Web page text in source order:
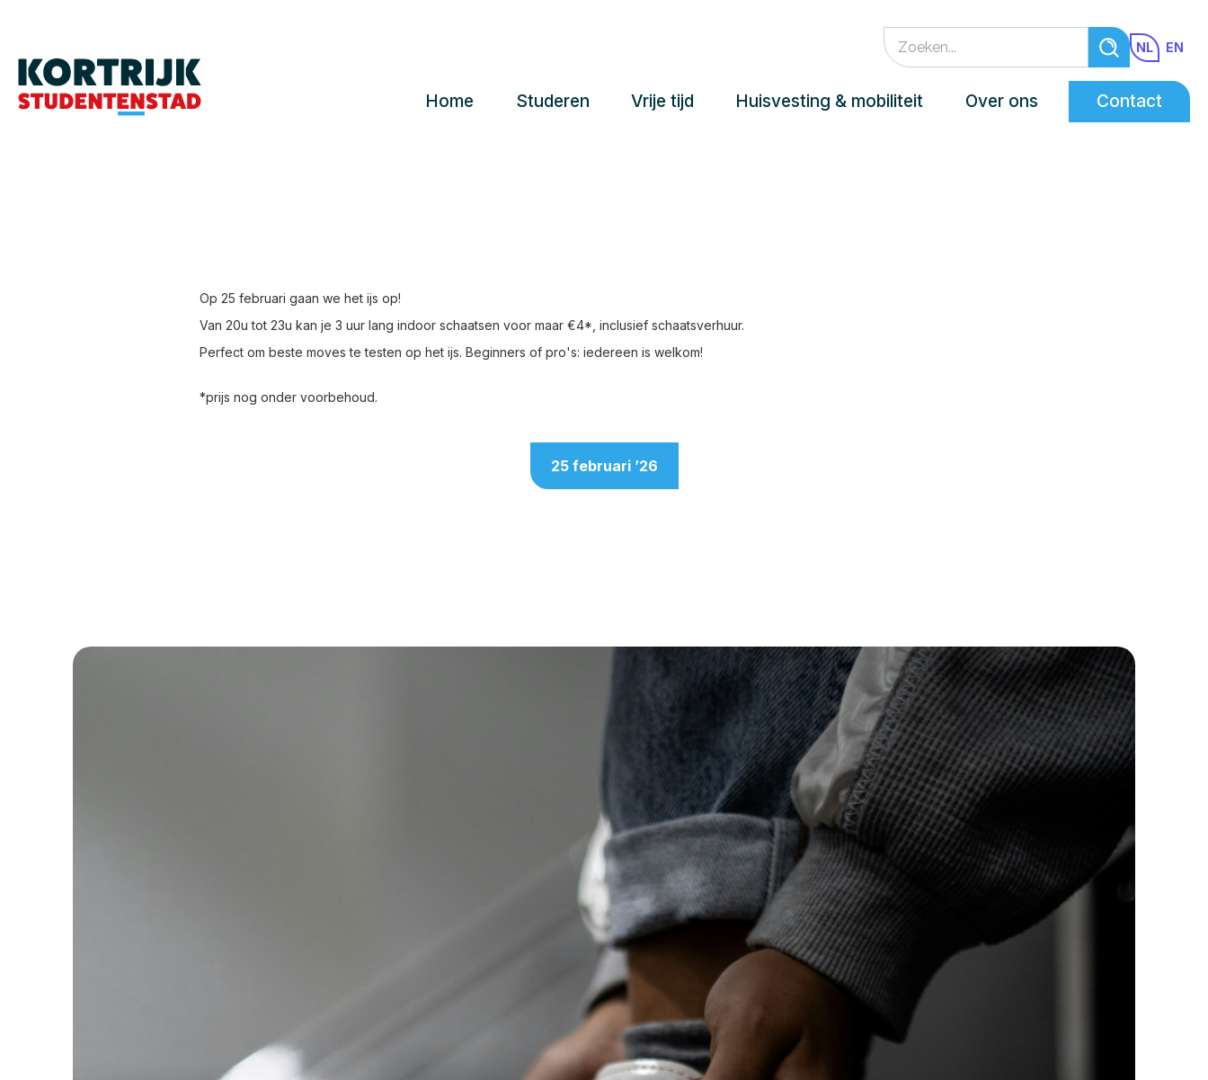
NL EN
Home Studeren Vrije tijd Huisvesting & mobiliteit Over ons Contact
Op 25 februari gaan we het ijs op!
Van 20u tot 23u kan je 3 uur lang indoor schaatsen voor maar €4*, inclusief schaatsverhuur.
Perfect om beste moves te testen op het ijs. Beginners of pro's: iedereen is welkom!
*prijs nog onder voorbehoud.
25 februari’26